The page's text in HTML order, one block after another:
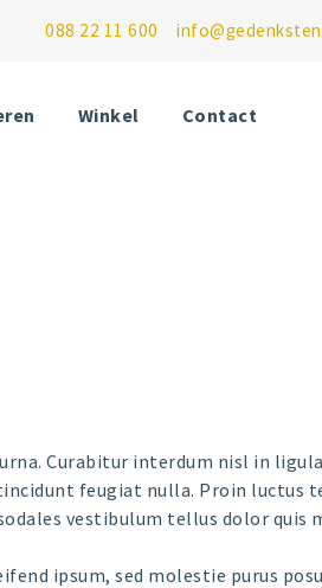
088 22 11 600
Winkel Contact
Curabitur interdum nisl in ligula
feugiat nulla. Proin luctus
vestibulum tellus dolor quis
ipsum, sed molestie purus